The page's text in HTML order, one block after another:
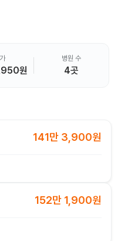
원
병원 수
4곳
141만 3,900원
152만 1,900원